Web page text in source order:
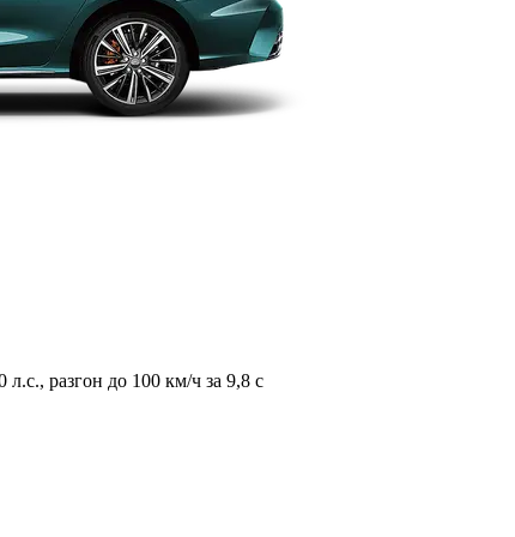
разгон до 100 км/ч за 9,8 с